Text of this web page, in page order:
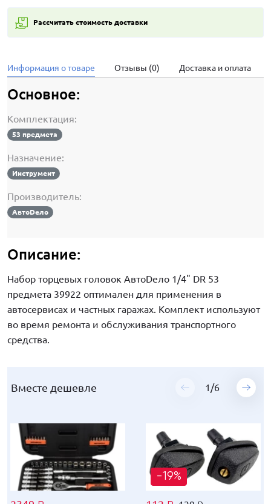
Рассчитать стоимость доставки
Информация о товаре Отзывы (0) Доставка и оплата
Основное:
Комплектация:
53 предмета
Назначение:
Инструмент
Производитель:
АвтоDело
Описание:
Набор торцевых головок АвтоDело 1/4" DR 53
предмета 39922 оптимален для применения в
автосервисах и частных гаражах. Комплект используют
во время ремонта и обслуживания транспортного
средства.
Вместе дешевле 1 /6
-19%
Вместе дешевле 1 /6
-19%
Вместе дешевле 1 /6
-19%
Вместе дешевле 1 /6
-12%
Вместе дешевле 1 /6
-19%
Вместе дешевле 1 /6
-19%